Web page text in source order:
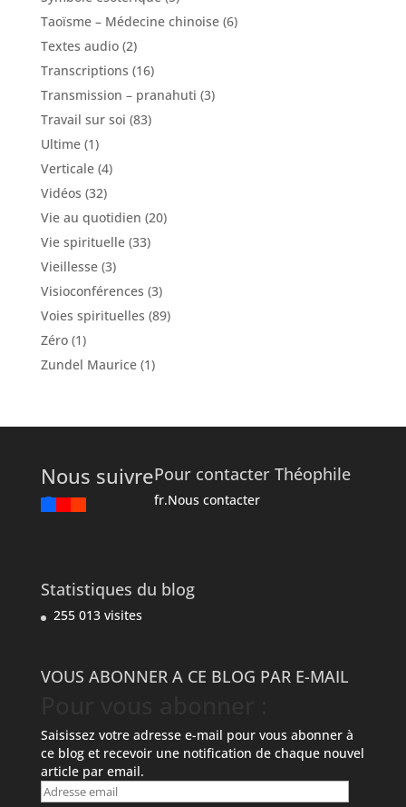
Taoïsme – Médecine chinoise(6)
Textes audio(2)
Transcriptions (16)
Transmission – pranahuti (3)
Travail sur soi (83)
Ultime(1)
Verticale(4)
Vidéos (32)
Vie au quotidien (20)
Vie spirituelle(33)
Vieillesse(3)
Visioconférences (3)
Voies spirituelles (89)
Zéro(1)
Zundel Maurice(1)
Nous suivrePour contacter Théophile
fr.Nous contacter
Statistiques du blog
255 013 visites
VOUS ABONNER A CE BLOG PAR E-MAIL
Saisissez votre adresse e-mail pour vous abonner à
ce blog et recevoir une notification de chaque nouvel
article par email.
Adresse